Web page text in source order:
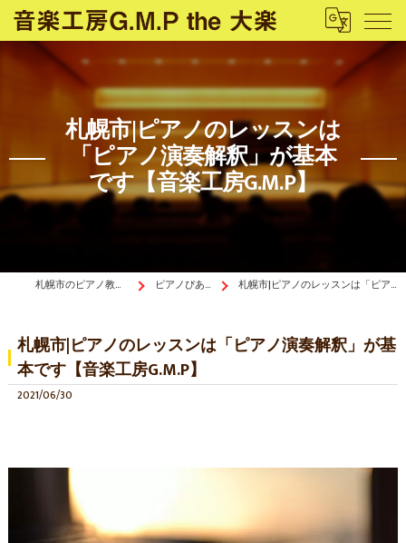
札幌市|ピアノのレッスンは
「ピアノ演奏解釈」が基本
です【音楽工房G.M.P】
札幌市のピアノ教室は音楽工房G.M.P the 大楽 ピアノぴあ〜の《ブログ》 札幌市|ピアノのレッスンは「ピアノ演奏解釈」が基本です【音楽工房G.M.P】
札幌市|ピアノのレッスンは「ピアノ演奏解釈」が基
本です【音楽工房G.M.P】
2021/06/30